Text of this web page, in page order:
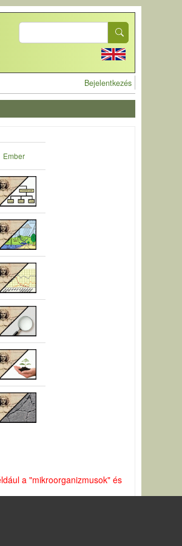
Search
User account
Bejelentkezés
Ember
a "mikroorganizmusok" és